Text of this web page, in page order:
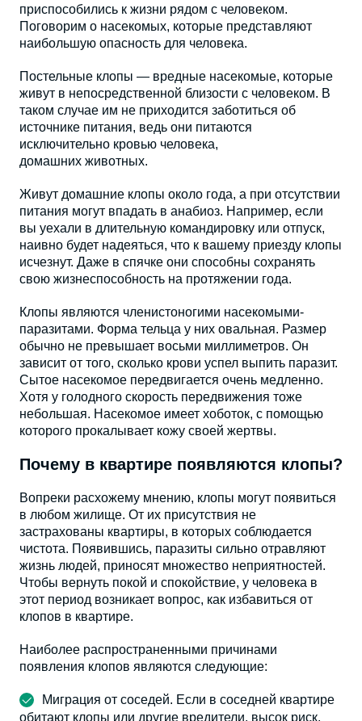
приспособились к жизни рядом с человеком.
Поговорим о насекомых, которые представляют
наибольшую опасность для человека.
Постельные клопы — вредные насекомые, которые
живут в непосредственной близости с человеком. В
таком случае им не приходится заботиться об
источнике питания, ведь они питаются
исключительно кровью человека,
домашних животных.
Живут домашние клопы около года, а при отсутствии
питания могут впадать в анабиоз. Например, если
вы уехали в длительную командировку или отпуск,
наивно будет надеяться, что к вашему приезду клопы
исчезнут. Даже в спячке они способны сохранять
свою жизнеспособность на протяжении года.
Клопы являются членистоногими насекомыми-
паразитами. Форма тельца у них овальная. Размер
обычно не превышает восьми миллиметров. Он
зависит от того, сколько крови успел выпить паразит.
Сытое насекомое передвигается очень медленно.
Хотя у голодного скорость передвижения тоже
небольшая. Насекомое имеет хоботок, с помощью
которого прокалывает кожу своей жертвы.
Почему в квартире появляются клопы?
Вопреки расхожему мнению, клопы могут появиться
в любом жилище. От их присутствия не
застрахованы квартиры, в которых соблюдается
чистота. Появившись, паразиты сильно отравляют
жизнь людей, приносят множество неприятностей.
Чтобы вернуть покой и спокойствие, у человека в
этот период возникает вопрос, как избавиться от
клопов в квартире.
Наиболее распространенными причинами
появления клопов являются следующие:
Миграция от соседей. Если в соседней квартире
обитают клопы или другие вредители, высок риск,